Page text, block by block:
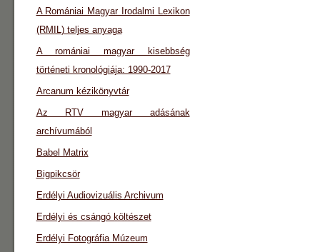
A Romániai Magyar Irodalmi Lexikon
(RMIL) teljes anyaga
A romániai magyar kisebbség
történeti kronológiája: 1990-2017
Arcanum kézikönyvtár
Az RTV magyar adásának
archívumából
Babel Matrix
Bigpikcsör
Erdélyi Audiovizuális Archivum
Erdélyi és csángó költészet
Erdélyi Fotográfia Múzeum